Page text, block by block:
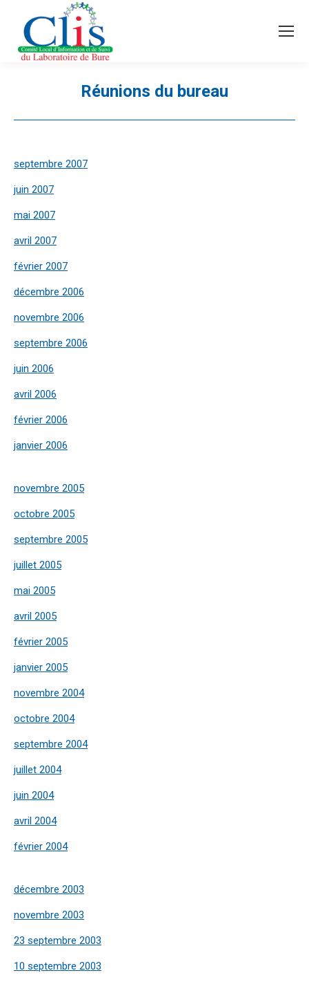
Réunions du bureau
septembre 2007
juin 2007
mai 2007
avril 2007
février 2007
décembre 2006
novembre 2006
septembre 2006
juin 2006
avril 2006
février 2006
janvier 2006
novembre 2005
octobre 2005
septembre 2005
juillet 2005
mai 2005
avril 2005
février 2005
janvier 2005
novembre 2004
octobre 2004
septembre 2004
juillet 2004
juin 2004
avril 2004
février 2004
décembre 2003
novembre 2003
23 septembre 2003
10 septembre 2003